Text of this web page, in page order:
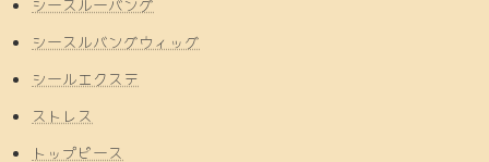
シースルーバング
シースルバングウィッグ
シールエクステ
ストレス
トップピース